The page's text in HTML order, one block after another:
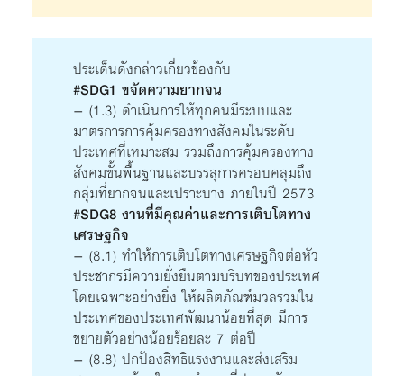
ประเด็นดังกล่าวเกี่ยวข้องกับ
#SDG1 ขจัดความยากจน
– (1.3) ดำเนินการให้ทุกคนมีระบบและ
มาตรการการคุ้มครองทางสังคมในระดับ
ประเทศที่เหมาะสม รวมถึงการคุ้มครองทาง
สังคมขั้นพื้นฐานและบรรลุการครอบคลุมถึง
กลุ่มที่ยากจนและเปราะบาง ภายในปี 2573
#SDG8 งานที่มีคุณค่าและการเติบโตทาง
เศรษฐกิจ
– (8.1) ทำให้การเติบโตทางเศรษฐกิจต่อหัว
ประชากรมีความยั่งยืนตามบริบทของประเทศ
โดยเฉพาะอย่างยิ่ง ให้ผลิตภัณฑ์มวลรวมใน
ประเทศของประเทศพัฒนาน้อยที่สุด มีการ
ขยายตัวอย่างน้อยร้อยละ 7 ต่อปี
– (8.8) ปกป้องสิทธิแรงงานและส่งเสริม